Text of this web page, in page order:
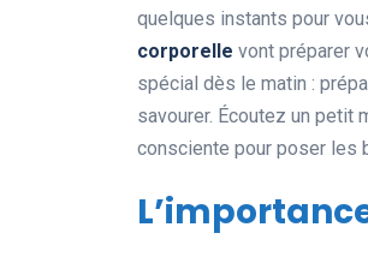
quelques instants pour
corporelle vont préparer
spécial dès le matin :
savourer. Écoutez un petit
consciente pour poser les